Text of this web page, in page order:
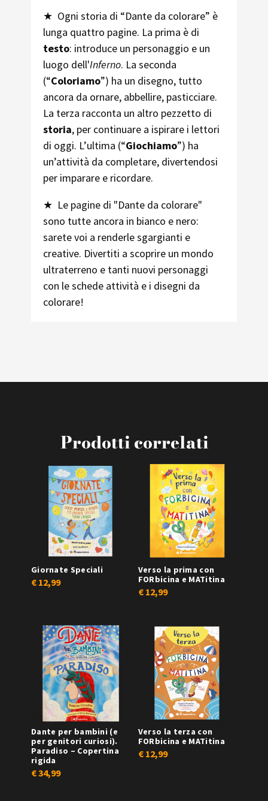
★ Ogni storia di “Dante da colorare” è
lunga quattro pagine. La prima è di
testo: introduce un personaggio e un
luogo dell'Inferno. La seconda
(“Coloriamo”) ha un disegno, tutto
ancora da ornare, abbellire, pasticciare.
La terza racconta un altro pezzetto di
storia, per continuare a ispirare i lettori
di oggi. L’ultima (“Giochiamo”) ha
un’attività da completare, divertendosi
per imparare e ricordare.
★ Le pagine di "Dante da colorare"
sono tutte ancora in bianco e nero:
sarete voi a renderle sgargianti e
creative. Divertiti a scoprire un mondo
ultraterreno e tanti nuovi personaggi
con le schede attività e i disegni da
colorare!
Prodotti correlati
Giornate Speciali
€12,99
Verso la prima con
FORbicina e MATitina
€12,99
Dante per bambini (e
per genitori curiosi).
Paradiso – Copertina
rigida
€34,99
Verso la terza con
FORbicina e MATitina
€12,99